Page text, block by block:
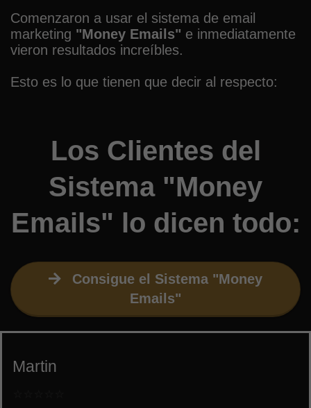
Comenzaron a usar el sistema de email
marketing "Money Emails" e inmediatamente
vieron resultados increíbles.
Esto es lo que tienen que decir al respecto:
Los Clientes del
Sistema "Money
Emails" lo dicen todo:
Consigue el Sistema "Money
Emails"
Martin